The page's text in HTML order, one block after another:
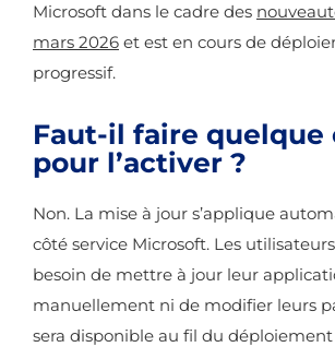
Microsoft dans le cadre des
mars 2026 et est en cours de
progressif.
Faut-il faire quelque
pour l’activer ?
Non. La mise à jour s’applique
côté service Microsoft. Les
besoin de mettre à jour leur
manuellement ni de modifier leurs
sera disponible au fil du déploiement